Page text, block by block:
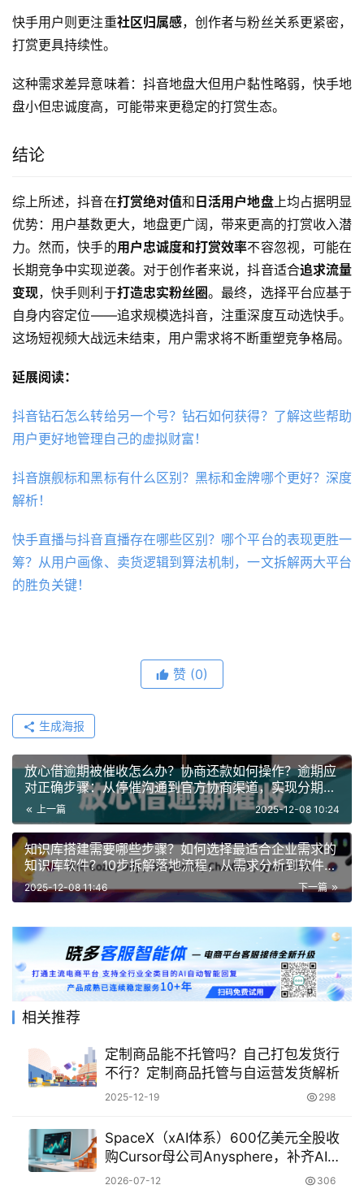
快手用户则更注重社区归属感，创作者与粉丝关系更紧密，
打赏更具持续性。
这种需求差异意味着：抖音地盘大但用户黏性略弱，快手地
盘小但忠诚度高，可能带来更稳定的打赏生态。
结论
综上所述，抖音在打赏绝对值和 日活用户地盘上均占据明显
优势：用户基数更大，地盘更广阔，带来更高的打赏收入潜
力。然而，快手的用户忠诚度和打赏效率不容忽视，可能在
长期竞争中实现逆袭。对于创作者来说，抖音适合追求流量
变现，快手则利于打造忠实粉丝圈。最终，选择平台应基于
自身内容定位——追求规模选抖音，注重深度互动选快手。
这场短视频大战远未结束，用户需求将不断重塑竞争格局。
延展阅读：
抖音钻石怎么转给另一个号？钻石如何获得？了解这些帮助
用户更好地管理自己的虚拟财富！
抖音旗舰标和黑标有什么区别？黑标和金牌哪个更好？深度
解析！
快手直播与抖音直播存在哪些区别？哪个平台的表现更胜一
筹？从用户画像、卖货逻辑到算法机制，一文拆解两大平台
的胜负关键！
赞 (0)
生成海报
放心借逾期被催收怎么办？协商还款如何操作？逾期应
对正确步骤：从停催沟通到官方协商渠道，实现分期与
减免的完整流程
上一篇 2025-12-08 10:24
知识库搭建需要哪些步骤？如何选择最适合企业需求的
知识库软件？10步拆解落地流程，从需求分析到软件选
型，避开搭建过程中的常见陷阱
下一篇
2025-12-08 11:46
相关推荐
定制商品能不托管吗？自己打包发货行
不行？定制商品托管与自运营发货解析
2025-12-19 298
SpaceX（xAI体系）600亿美元全股收
购Cursor母公司Anysphere，补齐AI编
程与智能体生态闭环
2026-07-12 306